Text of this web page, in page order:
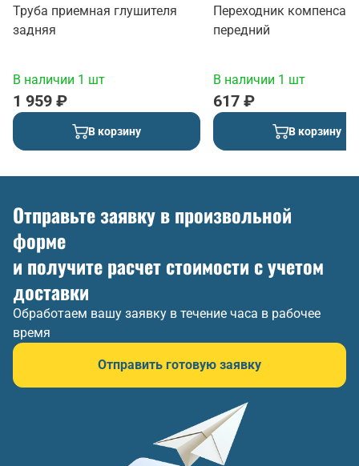
Труба приемная глушителя
задняя
В наличии 1 шт
1 959 ₽
В корзину
Переходник
передний
В наличии 1 шт
617 ₽
В корзину
Отправьте заявку в произвольной
форме
и получите расчет стоимости с учетом
доставки
Обработаем вашу заявку в течение часа в рабочее
время
Отправить готовую заявку